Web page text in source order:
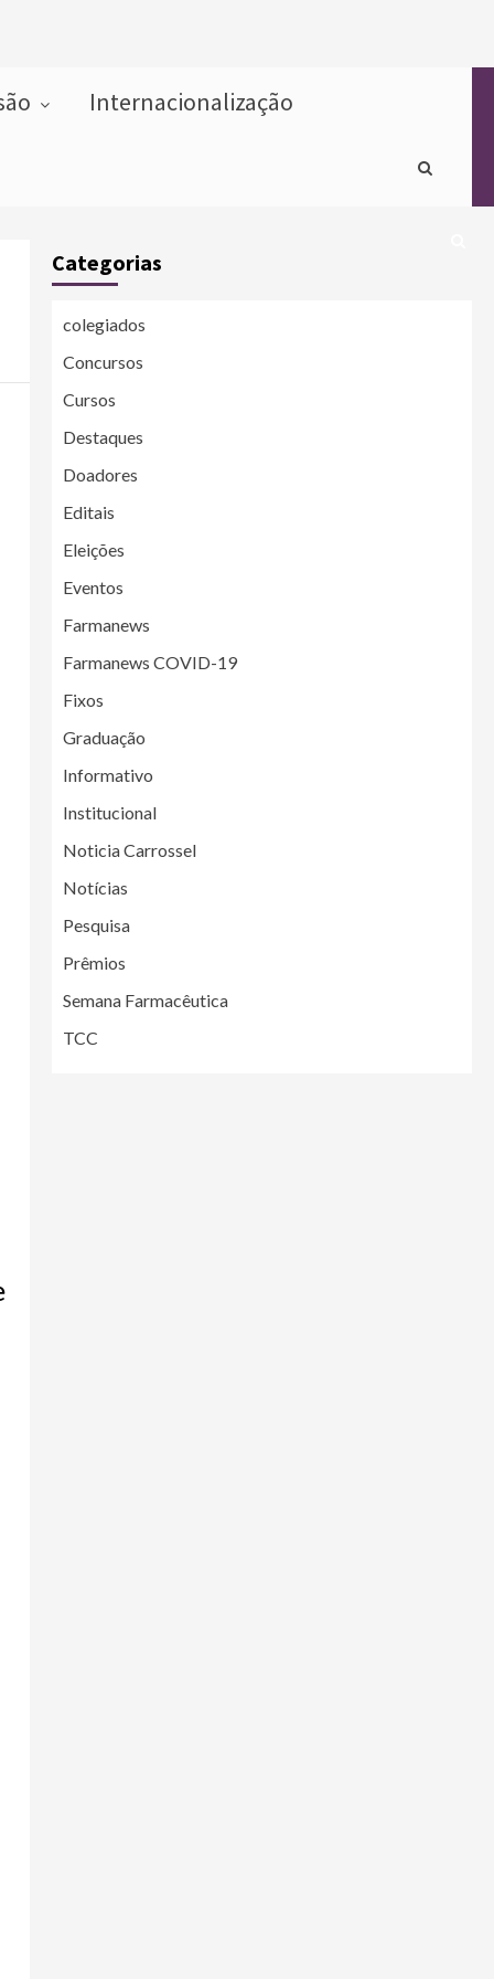
Internacionalização
Categorias
colegiados
Concursos
Cursos
Destaques
Doadores
Editais
Eleições
Eventos
Farmanews
Farmanews COVID-19
Fixos
Graduação
Informativo
Institucional
Noticia Carrossel
Notícias
Pesquisa
Prêmios
Semana Farmacêutica
TCC